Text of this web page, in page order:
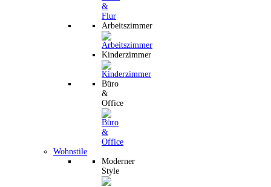
Arbeitszimmer
Kinderzimmer
Büro
&
Office
Wohnstile
Moderner
Style